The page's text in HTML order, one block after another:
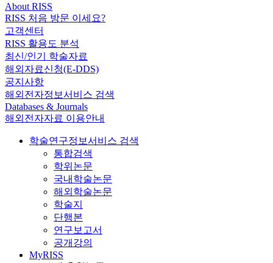
About RISS
RISS 처음 방문 이세요?
고객센터
RISS 활용도 분석
최신/인기 학술자료
해외자료신청(E-DDS)
공지사항
해외전자정보서비스 검색
Databases & Journals
해외전자자료 이용안내
학술연구정보서비스 검색
통합검색
학위논문
국내학술논문
해외학술논문
학술지
단행본
연구보고서
공개강의
MyRISS